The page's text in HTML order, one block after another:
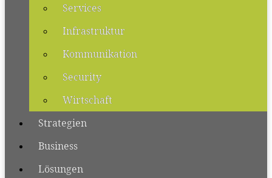
Services
Infrastruktur
Kommunikation
Security
Wirtschaft
Strategien
Business
Lösungen